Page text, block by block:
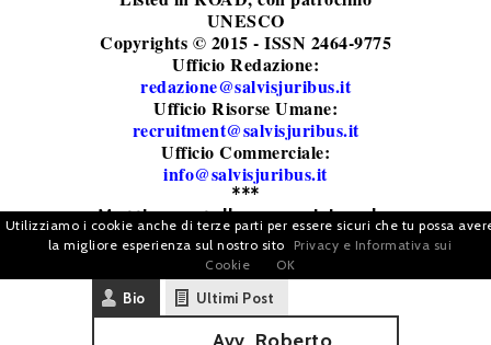
UNESCO
Copyrights © 2015 - ISSN 2464-9775
Ufficio Redazione:
redazione@salvisjuribus.it
Ufficio Risorse Umane:
recruitment@salvisjuribus.it
Ufficio Commerciale:
info@salvisjuribus.it
***
Metti una stella e seguici anche
su Google News
Bio Ultimi Post
Utilizziamo i cookie anche di terze parti per essere sicuri che tu possa
la migliore esperienza sul nostro sito
Privacy e Informativa sui
Cookie
OK